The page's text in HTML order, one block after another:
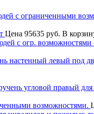
с ограниченными
Цена 95635 руб. В
с огр.
настенный левый под
угловой правый
возможностями.